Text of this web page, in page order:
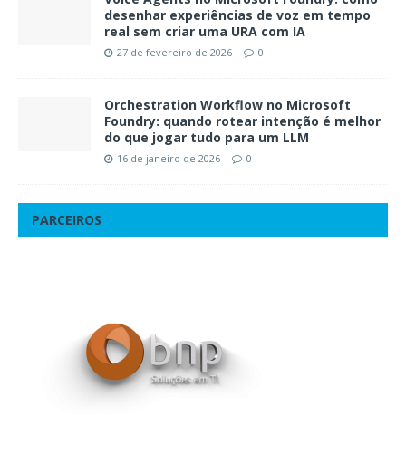
desenhar experiências de voz em tempo
real sem criar uma URA com IA
27 de fevereiro de 2026 0
Orchestration Workflow no Microsoft
Foundry: quando rotear intenção é melhor
do que jogar tudo para um LLM
16 de janeiro de 2026 0
PARCEIROS